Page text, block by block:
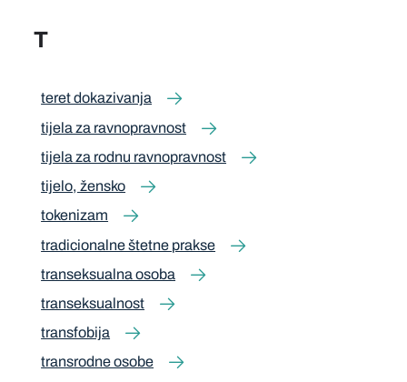
T
teret dokazivanja
tijela za ravnopravnost
tijela za rodnu ravnopravnost
tijelo, žensko
tokenizam
tradicionalne štetne prakse
transeksualna osoba
transeksualnost
transfobija
transrodne osobe